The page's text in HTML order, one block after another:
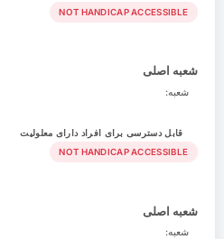
NOT HANDICAP ACCESSIBLE
شعبه اصلی
شعبه:
قابل دسترسی برای افراد دارای معلولیت
NOT HANDICAP ACCESSIBLE
شعبه اصلی
شعبه: